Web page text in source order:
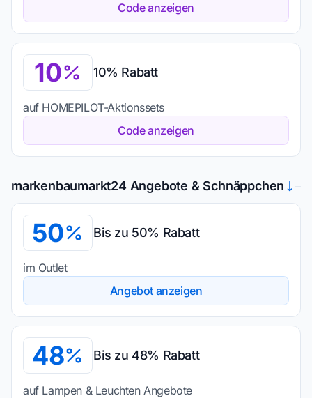
Code anzeigen
10 10% Rabatt
auf HOMEPILOT-Aktionssets
Code anzeigen
markenbaumarkt24 Angebote & Schnäppchen
50 Bis zu 50% Rabatt
im Outlet
Angebot anzeigen
48 Bis zu 48% Rabatt
auf Lampen & Leuchten Angebote